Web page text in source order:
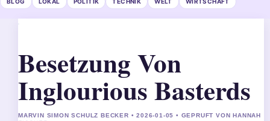
Besetzung Von
Inglourious Basterds
MARVIN SIMON SCHULZ BECKER • 2026-01-05 • GEPRUFT VON HANNAH